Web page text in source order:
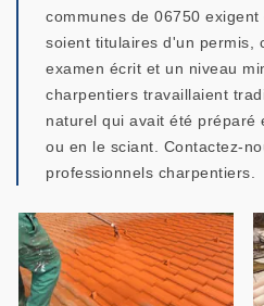
communes de 06750
soient titulaires d'un permis,
examen écrit et un niveau
charpentiers travaillaient
naturel qui avait été préparé
ou en le sciant. Contactez-
professionnels charpentiers.